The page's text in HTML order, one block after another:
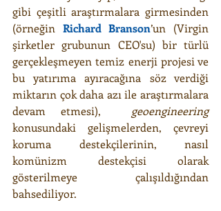
gibi çeşitli araştırmalara girmesinden
(örneğin Richard Branson’un (Virgin
şirketler grubunun CEO'su) bir türlü
gerçekleşmeyen temiz enerji projesi ve
bu yatırıma ayıracağına söz verdiği
miktarın çok daha azı ile araştırmalara
devam etmesi), geoengineering
konusundaki gelişmelerden, çevreyi
koruma destekçilerinin, nasıl
komünizm destekçisi olarak
gösterilmeye çalışıldığından
bahsediliyor.